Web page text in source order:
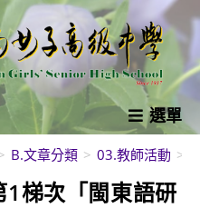
選單
B.文章分類 > 03.教師活動 >
1梯次「閩東語研